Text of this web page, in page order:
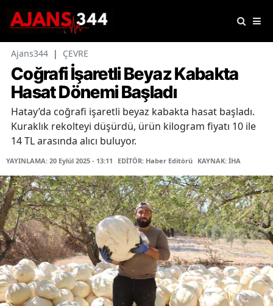
Ajans344 | ÇEVRE
Coğrafi İşaretli Beyaz Kabakta
Hasat Dönemi Başladı
Hatay’da coğrafi işaretli beyaz kabakta hasat başladı.
Kuraklık rekolteyi düşürdü, ürün kilogram fiyatı 10 ile
14 TL arasında alıcı buluyor.
YAYINLAMA: 20 Eylül 2025 - 13:11 EDİTÖR: Haber Editörü KAYNAK: İHA